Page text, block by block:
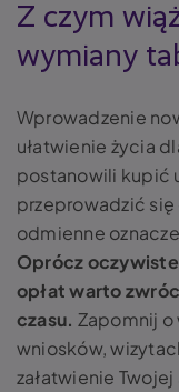
Z czym
wymiany
Wprowadzenie
ułatwienie życia
postanowili kupić
przeprowadzić
odmienne
Oprócz
opłat warto
czasu. Zapomnij
wniosków,
załatwienie Twojej